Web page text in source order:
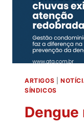
ARTIGOS
SÍNDICOS
Dengue